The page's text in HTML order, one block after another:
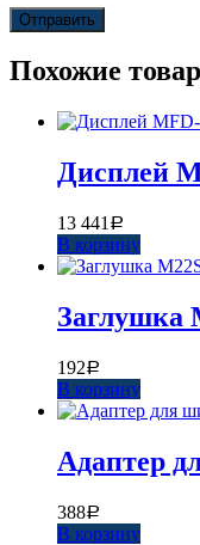
Похожие
Дисплей
13 441 Р
В корзину
Заглушка
192Р
В корзину
Адаптер
388Р
В корзину